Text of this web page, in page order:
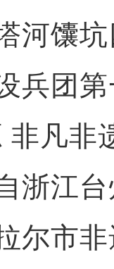
河馕
兵团
非凡非
浙江
尔市